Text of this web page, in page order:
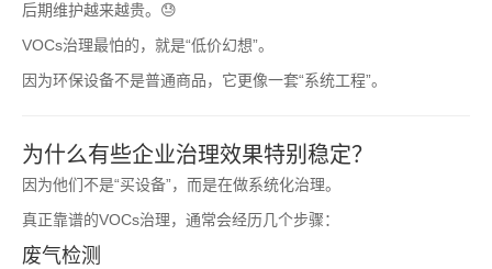
后期维护越来越贵。😓
VOCs治理最怕的，就是“低价幻想”。
因为环保设备不是普通商品，它更像一套“系统工程”。
为什么有些企业治理效果特别稳定？
因为他们不是“买设备”，而是在做系统化治理。
真正靠谱的VOCs治理，通常会经历几个步骤：
废气检测